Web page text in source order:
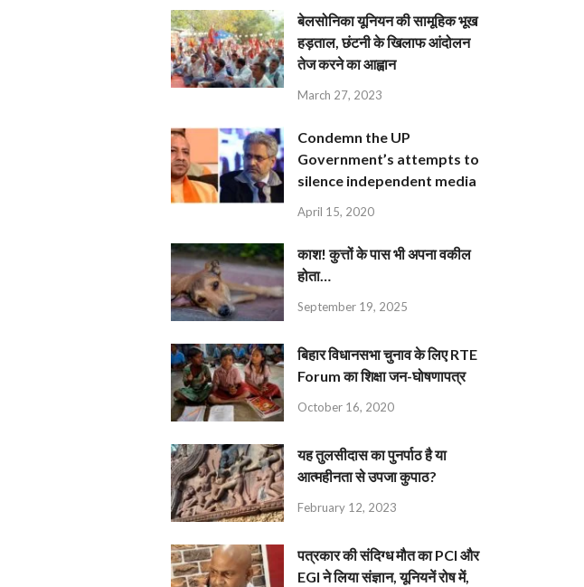
बेलसोनिका यूनियन की सामूहिक भूख
हड़ताल, छंटनी के खिलाफ आंदोलन
तेज करने का आह्वान
March 27, 2023
Condemn the UP
Government’s attempts to
silence independent media
April 15, 2020
काश! कुत्तों के पास भी अपना वकील
होता…
September 19, 2025
बिहार विधानसभा चुनाव के लिए RTE
Forum का शिक्षा जन-घोषणापत्र
October 16, 2020
यह तुलसीदास का पुनर्पाठ है या
आत्महीनता से उपजा कुपाठ?
February 12, 2023
पत्रकार की संदिग्ध मौत का PCI और
EGI ने लिया संज्ञान, यूनियनें रोष में,